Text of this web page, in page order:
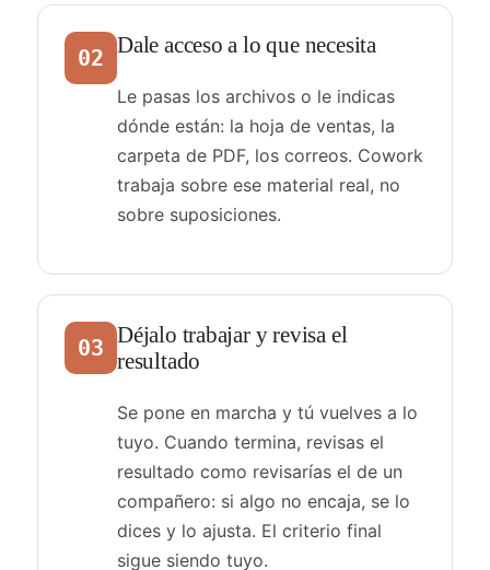
02 Dale acceso a lo que necesita
Le pasas los archivos o le indicas
dónde están: la hoja de ventas, la
carpeta de PDF, los correos. Cowork
trabaja sobre ese material real, no
sobre suposiciones.
03 Déjalo trabajar y revisa el
resultado
Se pone en marcha y tú vuelves a lo
tuyo. Cuando termina, revisas el
resultado como revisarías el de un
compañero: si algo no encaja, se lo
dices y lo ajusta. El criterio final
sigue siendo tuyo.